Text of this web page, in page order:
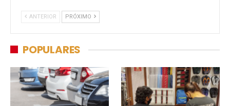
ANTERIOR PRÓXIMO
POPULARES